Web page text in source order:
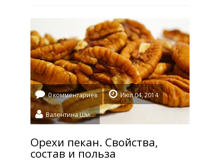
минеральную недостаточность и
способствуют правильному развитию
детей. Жевательные мультивитамины
выполнены в форме различных
животных, которых так любят дети:
котята, слоники, бегемотики, львята и
тигрята. Каждая такая зверушка
содержит 16 […]
0 комментариев Июл 04, 2014
Валентина Шидловская
Орехи пекан. Свойства,
состав и польза